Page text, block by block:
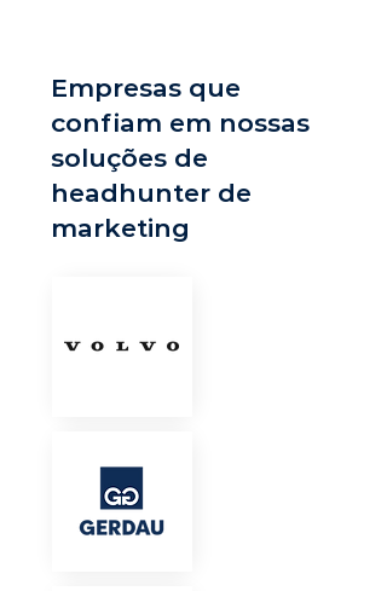
Empresas que
confiam em nossas
soluções de
headhunter de
marketing